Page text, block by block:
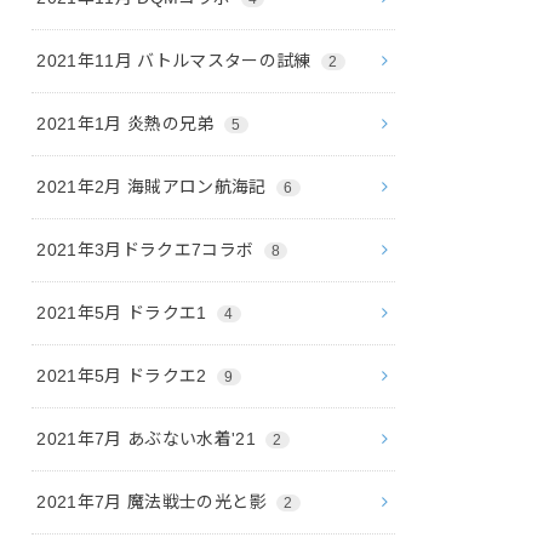
2021年11月 バトルマスターの試練 2
2021年1月 炎熱の兄弟 5
2021年2月 海賊アロン航海記 6
2021年3月ドラクエ7コラボ 8
2021年5月 ドラクエ1 4
2021年5月 ドラクエ2 9
2021年7月 あぶない水着'21 2
2021年7月 魔法戦士の光と影 2